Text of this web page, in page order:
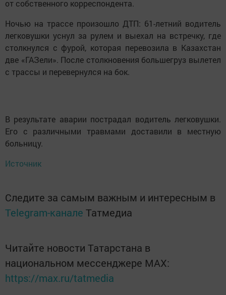
от собственного корреспондента.
Ночью на трассе произошло ДТП: 61-летний водитель
легковушки уснул за рулем и выехал на встречку, где
столкнулся с фурой, которая перевозила в Казахстан
две «ГАЗели». После столкновения большегруз вылетел
с трассы и перевернулся на бок.
В результате аварии пострадал водитель легковушки.
Его с различными травмами доставили в местную
больницу.
Источник
Следите за самым важным и интересным в
Telegram-канале Татмедиа
Читайте новости Татарстана в
национальном мессенджере MАХ:
https://max.ru/tatmedia